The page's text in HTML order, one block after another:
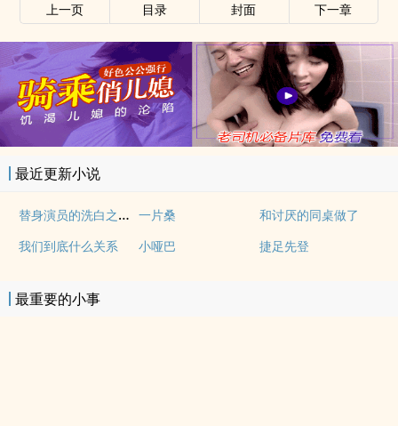
上一页 目录 封面 下一章
最近更新小说
替身演员的洗白之路(nph) 一片桑
和讨厌的同桌做了
我们到底什么关系
小哑巴 捷足先登
最重要的小事